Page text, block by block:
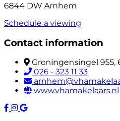
6844 DW Arnhem
Schedule a viewing
Contact information
Groningensingel 955,
026 - 323 11 33
www.vhamakelaars.nl